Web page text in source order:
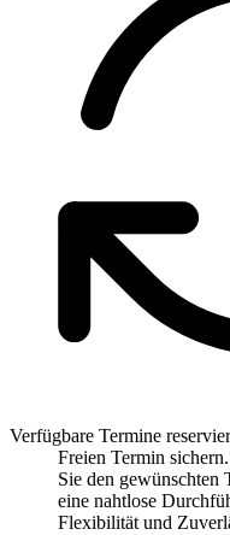
Verfügbare Termine
Freien Termin
Sie den gewünschten
eine nahtlose
Flexibilität und